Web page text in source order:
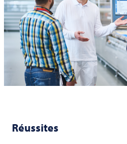
Réussites